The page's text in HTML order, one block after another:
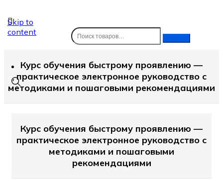
Skip to
content
Курс обучения быстрому проявлению —
практическое электронное руководство с
методиками и пошаговыми рекомендациями
Курс обучения быстрому проявлению —
практическое электронное руководство с
методиками и пошаговыми
рекомендациями